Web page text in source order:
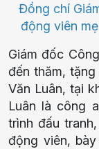
Đồng chí
động viên
Giám đốc
đến thăm,
Văn Luân, tại
Luân là công
trình đấu
động viên,